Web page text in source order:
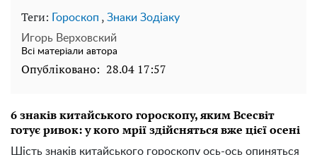
Теги: Гороскоп , Знаки Зодіаку
Игорь Верховский
Всі матеріали автора
Опубліковано: 28.04 17:57
6 знаків китайського гороскопу, яким Всесвіт
готує ривок: у кого мрії здійсняться вже цієї осені
Шість знаків китайського гороскопу ось-ось опиняться